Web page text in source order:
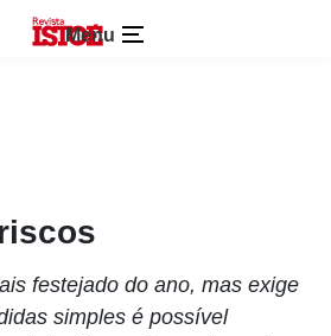
Menu
festejado do ano, mas exige
simples é possível